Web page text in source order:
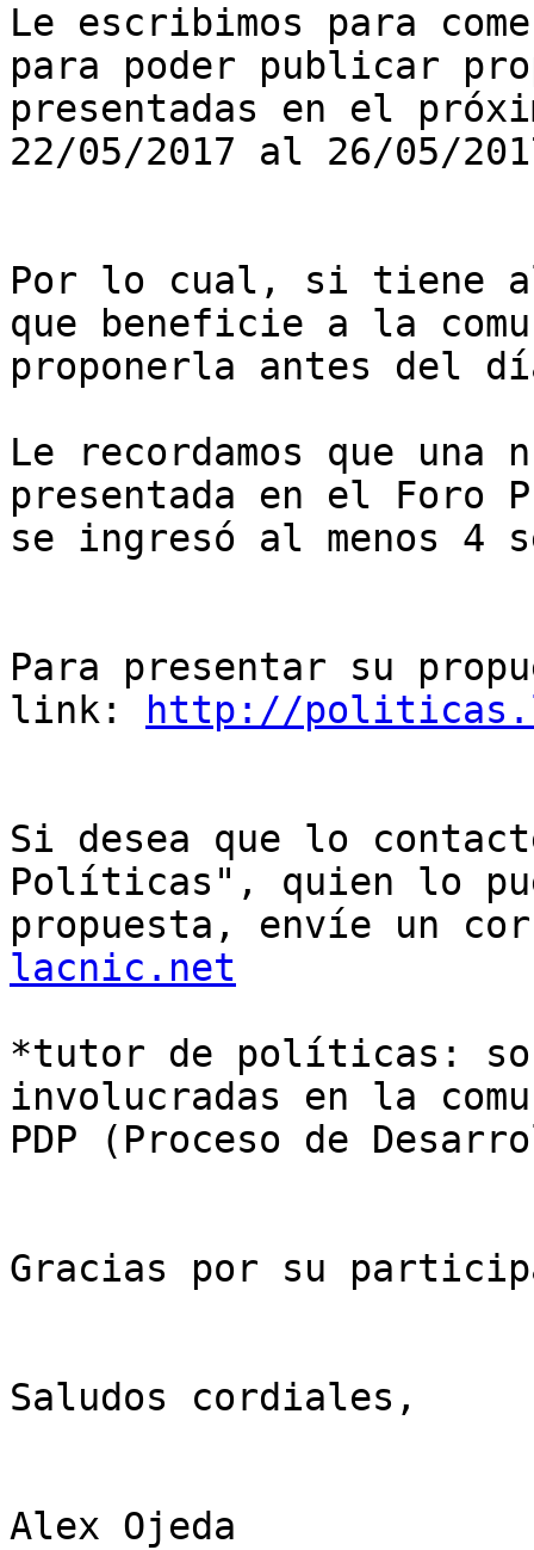
Le escribimos para
para poder publicar
presentadas en el
22/05/2017 al 26/05/
Por lo cual, si tiene
que beneficie a la
proponerla antes del
Le recordamos que una
presentada en el
se ingresó al menos 4
Para presentar su
link:
http://
Si desea que lo
Políticas", quien lo
propuesta, envíe un
lacnic.net
*tutor de políticas:
involucradas en la
PDP (Proceso de
Gracias por su
Saludos cordiales,
Alex Ojeda